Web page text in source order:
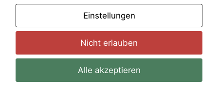
Einstellungen
Nicht erlauben
Alle akzeptieren
können. Diese helfen
uns, unsere Website
zu verbessern.